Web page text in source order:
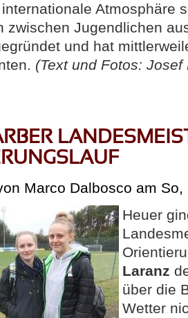
Atmosphäre
zwischen Jugendlichen
und hat
(Text und Fotos: Josef
Marco Dalbosco am So,
Heuer
Laranz
über die
Wetter